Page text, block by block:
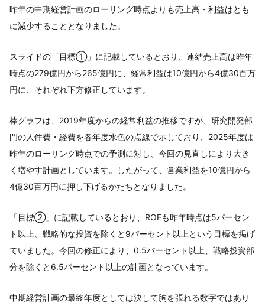
昨年の中期経営計画のローリング時点よりも売上高・利益はとも
に減少することとなりました。
スライドの「目標①」に記載しているとおり、連結売上高は昨年
時点の279億円から265億円に、経常利益は10億円から4億30百万
円に、それぞれ下方修正しています。
棒グラフは、2019年度からの経常利益の推移ですが、研究開発部
門の人件費・経費を各年度水色の点線で示しており、2025年度は
昨年のローリング時点での予測に対し、今回の見直しにより大き
く増やす計画としています。したがって、営業利益を10億円から
4億30百万円に押し下げるかたちとなりました。
「目標②」に記載しているとおり、ROEも昨年時点は5パーセン
ト以上、戦略的な投資を除くと9パーセント以上という目標を掲げ
ていました。今回の修正により、0.5パーセント以上、戦略投資部
分を除くと6.5パーセント以上の計画となっています。
中期経営計画の最終年度としては決して胸を張れる数字ではあり